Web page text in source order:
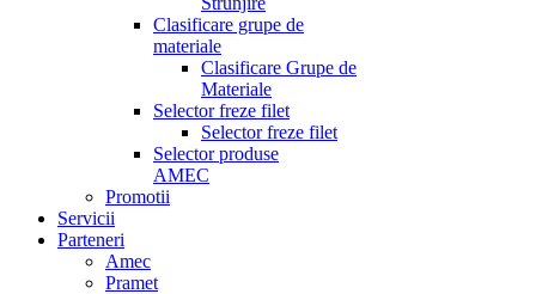
Clasificare grupe de
materiale
Clasificare Grupe de
Materiale
Selector freze filet
Selector freze filet
Selector produse
AMEC
Promotii
Servicii
Parteneri
Amec
Pramet